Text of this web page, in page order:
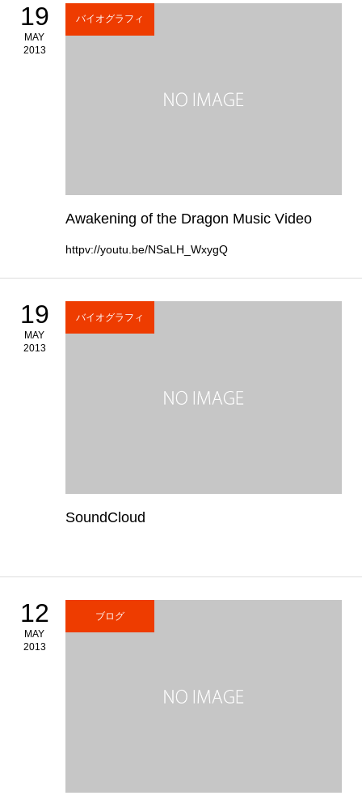
19
MAY
2013
バイオグラフィ
Awakening of the Dragon Music Video
httpv://youtu.be/NSaLH_WxygQ
19
MAY
2013
バイオグラフィ
SoundCloud
12
MAY
2013
ブログ